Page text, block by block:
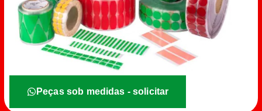
Peças sob medidas - solicitar